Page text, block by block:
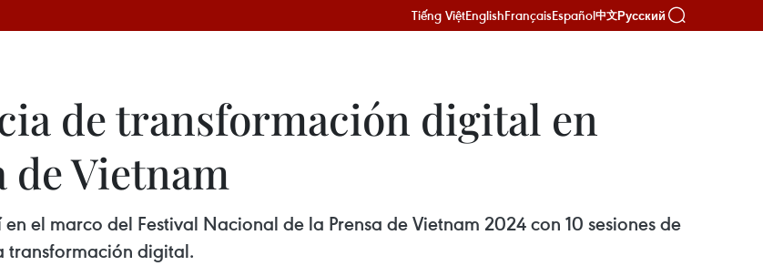
Tiếng ViệtEnglishFrançaisEspañol中文Русский
de transformación digital en
Vietnam
el marco del Festival Nacional de la Prensa de Vietnam 2024 con 10 sesiones de
transformación digital.